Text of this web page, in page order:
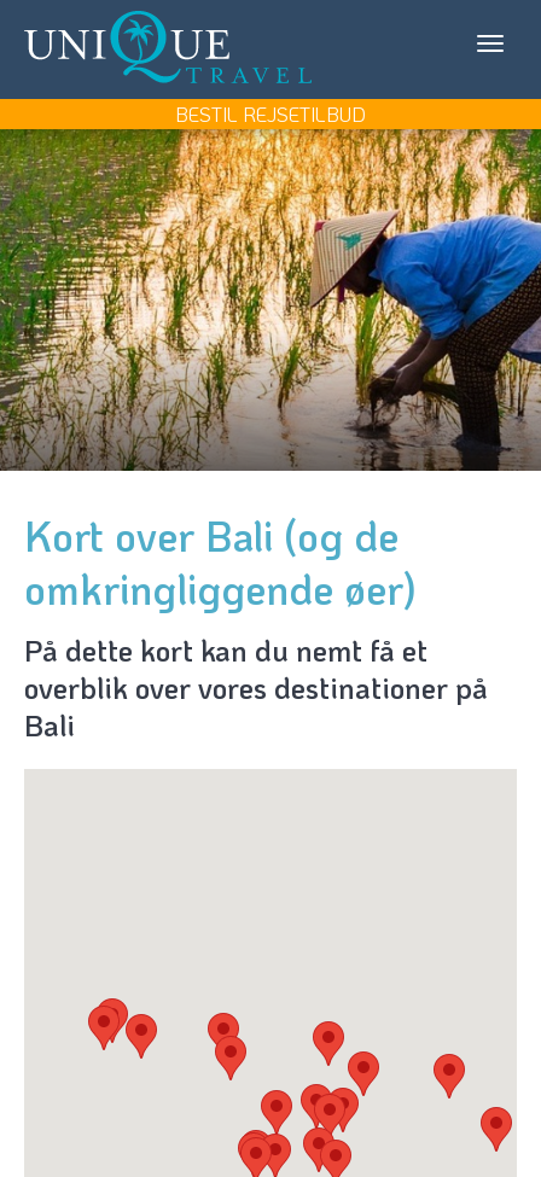
KONTAKT OS
MIN REJSE/LOG IN
Travel
BESTIL REJSETILBUD
REJSEMÅL
REJSETYPER
UDFLUGTER
UNIQUE TRAVEL
BOOK REJSEMØDE
Kort over Bali (og de
omkringliggende øer)
På dette kort kan du nemt få et
overblik over vores destinationer på
Bali